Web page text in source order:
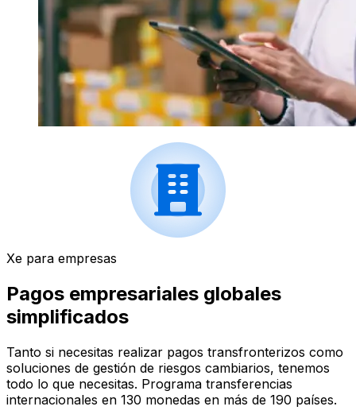
Xe para empresas
Pagos empresariales globales
simplificados
Tanto si necesitas realizar pagos transfronterizos como
soluciones de gestión de riesgos cambiarios, tenemos
todo lo que necesitas. Programa transferencias
internacionales en 130 monedas en más de 190 países.